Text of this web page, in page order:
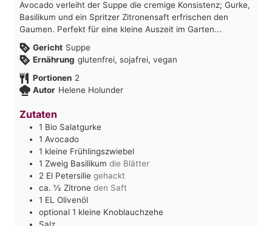
Avocado verleiht der Suppe die cremige Konsistenz; Gurke,
Basilikum und ein Spritzer Zitronensaft erfrischen den
Gaumen. Perfekt für eine kleine Auszeit im Garten...
Gericht Suppe
Ernährung glutenfrei, sojafrei, vegan
Portionen 2
Autor Helene Holunder
Zutaten
1 Bio Salatgurke
1 Avocado
1 kleine Frühlingszwiebel
1 Zweig Basilikum die Blätter
2 El Petersilie gehackt
ca. ½Zitrone den Saft
1 EL Olivenöl
optional 1 kleine Knoblauchzehe